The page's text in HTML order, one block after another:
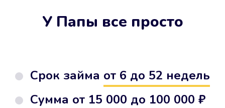
У Папы все просто
Срок займа от 6 до 52 недель
Сумма от 15 000 до 100 000 ₽